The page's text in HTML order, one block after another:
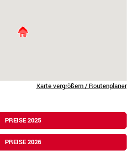
Karte vergrößern / Routenplaner
PREISE 2025
PREISE 2026